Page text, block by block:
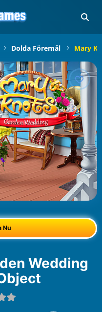
Dolda Föremål Mary
Nu